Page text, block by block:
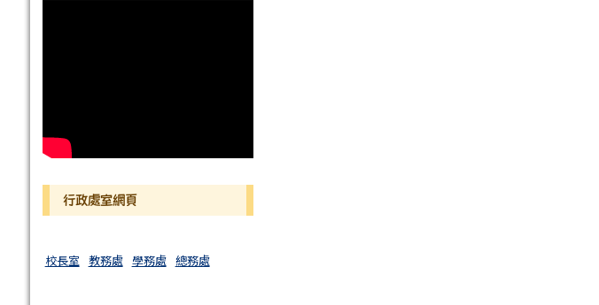
行政處室網頁
校長室 教務處 學務處 總務處